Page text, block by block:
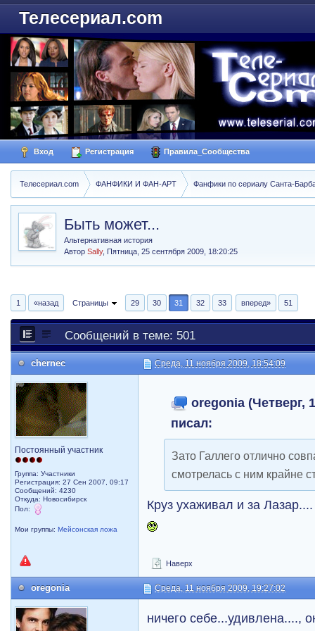
Телесериал.com
Вход Регистрация Правила_Сообщества
Телесериал.com ФАНФИКИ И ФАН-АРТ Фанфики по сериалу Санта-
Быть может...
Альтернативная история
АвторSally,Пятница, 25 сентября 2009, 18:20:25
1 «назад Страницы 29 30 31 32 33 вперед» 51
Сообщений в теме: 501
chernec Среда, 11 ноября 2009, 18:54:09
Постоянный участник
Группа: Участники
Регистрация: 27 Сен 2007, 09:17
Сообщений: 4230
Откуда: Новосибирск
Пол:
Мои группы:Мейсонская ложа
oregonia (Четверг,
писал:
Зато Галлего отлично
смотрелась с ним крайне
Круз ухаживал и за
Наверх
oregonia Среда, 11 ноября 2009, 19:27:02
ничего себе...удивлена....,